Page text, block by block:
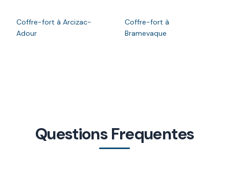
Coffre-fort à Arcizac-
Adour
Coffre-fort à
Bramevaque
Questions Frequentes